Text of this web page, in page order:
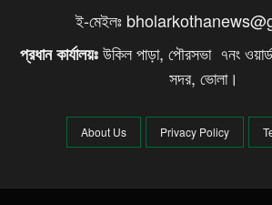
ই-মেইলঃ
প্রধান কার্যালয়ঃউকিল পাড়া, পৌরসভা ৭নং
সদর, ভোলা।
About Us Privacy Policy